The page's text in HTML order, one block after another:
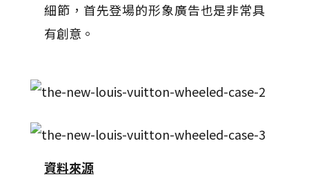
細節，首先登場的形象廣告也是非常具
有創意。
資料來源